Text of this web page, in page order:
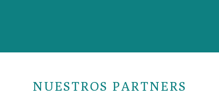
NUESTROS PARTNERS